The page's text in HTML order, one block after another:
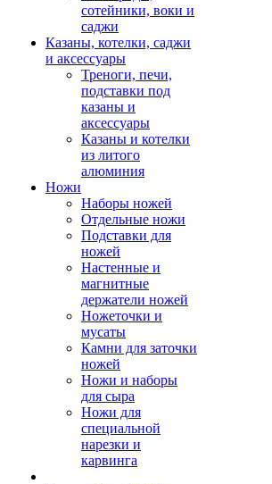
сотейники, воки и
саджи
Казаны, котелки, саджи
и аксессуары
Треноги, печи,
подставки под
казаны и
аксессуары
Казаны и котелки
из литого
алюминия
Ножи
Наборы ножей
Отдельные ножи
Подставки для
ножей
Настенные и
магнитные
держатели ножей
Ножеточки и
мусаты
Камни для заточки
ножей
Ножи и наборы
для сыра
Ножи для
специальной
нарезки и
карвинга